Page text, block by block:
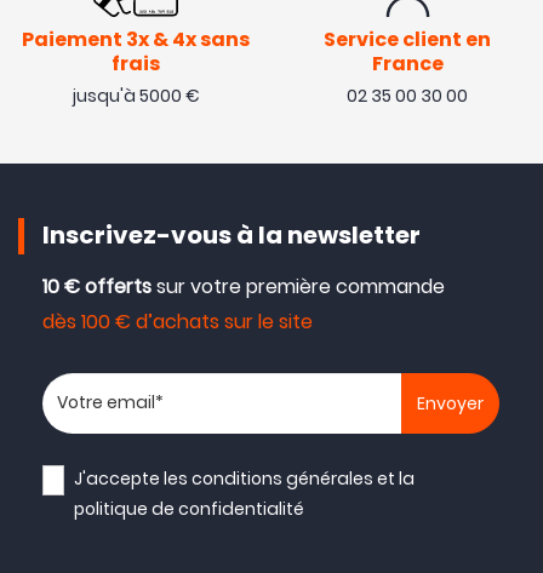
Paiement 3x & 4x sans
frais
jusqu'à 5000 €
Service client en
France
02 35 00 30 00
Inscrivez-vous à la newsletter
10 € offertssur votre première commande
dès 100 € d’achats sur le site
Votre adresse email
J'accepte lesconditions générales et la
politique de confidentialité